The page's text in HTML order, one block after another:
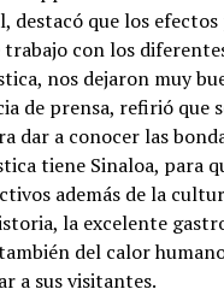
destacó que los
trabajo con los
nos dejaron muy
de prensa, refirió que
dar a conocer las
tiene Sinaloa, para
además de la
la excelente
del calor
a sus visitantes.